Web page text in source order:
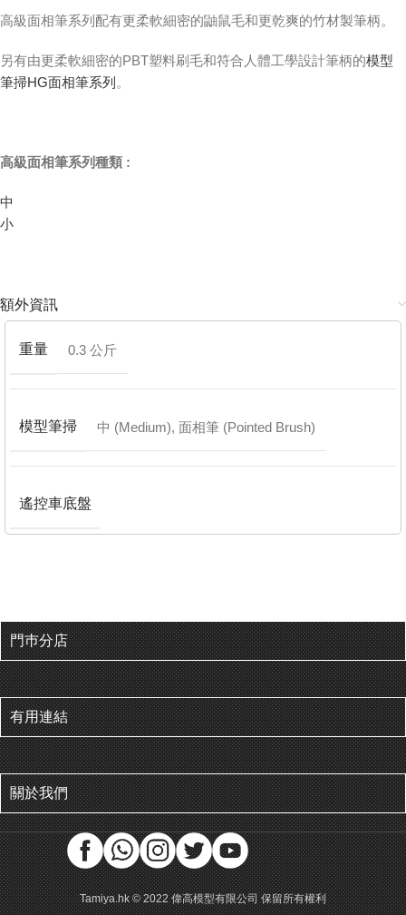
高級面相筆系列配有更柔軟細密的鼬鼠毛和更乾爽的竹材製筆柄。
另有由更柔軟細密的PBT塑料刷毛和符合人體工學設計筆柄的模型
筆掃HG面相筆系列 。
高級面相筆系列種類 :
中
小
額外資訊
重量 0.3 公斤
模型筆掃 中 (Medium), 面相筆 (Pointed Brush)
遙控車底盤
門巿分店
有用連結
關於我們
Tamiya.hk © 2022 偉高模型有限公司 保留所有權利